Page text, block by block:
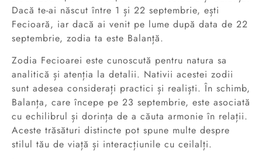
Dacă te-ai născut între 1 și 22 septembrie, ești
Fecioară, iar dacă ai venit pe lume după data de 22
septembrie, zodia ta este Balanță.
Zodia Fecioarei este cunoscută pentru natura sa
analitică și atenția la detalii. Nativii acestei zodii
sunt adesea considerați practici și realiști. În schimb,
Balanța, care începe pe 23 septembrie, este asociată
cu echilibrul și dorința de a căuta armonie în relații.
Aceste trăsături distincte pot spune multe despre
stilul tău de viață și interacțiunile cu ceilalți.